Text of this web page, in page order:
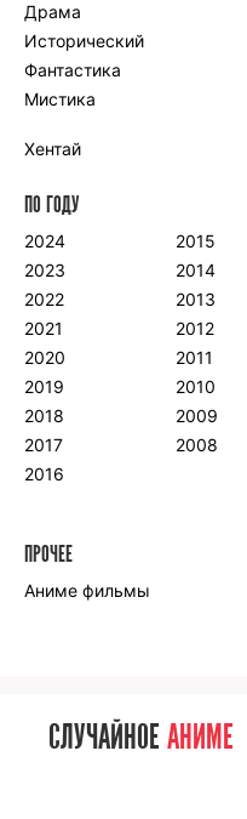
Драма
Исторический
Фантастика
Мистика
Хентай
ПО ГОДУ
2024
2023
2022
2021
2020
2019
2018
2017
2016
2015
2014
2013
2012
2011
2010
2009
2008
ПРОЧЕЕ
Аниме фильмы
СЛУЧАЙНОЕ АНИМЕ